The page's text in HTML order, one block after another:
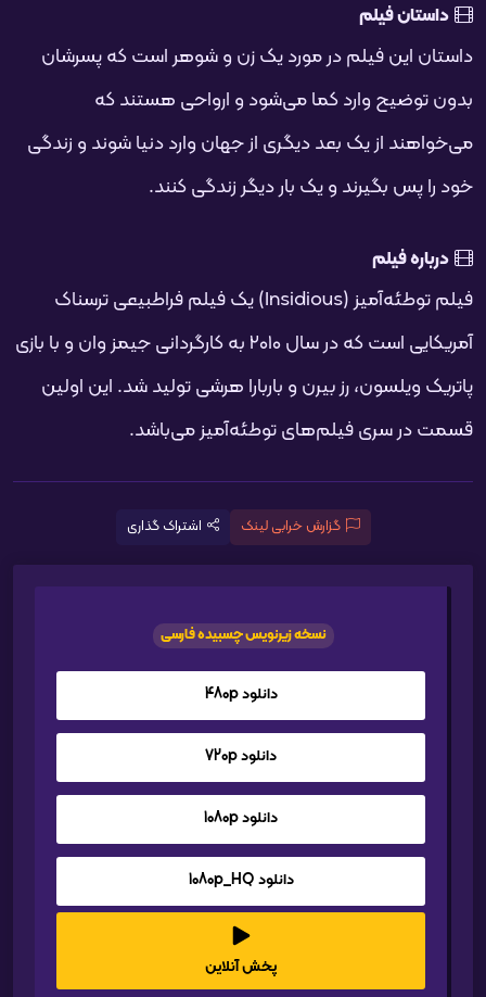
داستان فیلم
داستان این فیلم در مورد یک زن و شوهر است که پسرشان
بدون توضیح وارد کما می‌شود و ارواحی هستند که
می‌خواهند از یک بعد دیگری از جهان وارد دنیا شوند و زندگی
خود را پس بگیرند و یک بار دیگر زندگی کنند.
درباره فیلم
فیلم توطئه‌آمیز (Insidious) یک فیلم فراطبیعی ترسناک
آمریکایی است که در سال ۲۰۱۰ به کارگردانی جیمز وان و با بازی
پاتریک ویلسون، رز بیرن و باربارا هرشی تولید شد. این اولین
قسمت در سری فیلم‌های توطئه‌آمیز می‌باشد.
گزارش خرابی لینک اشتراک گذاری
نسخه زیرنویس چسبیده فارسی
دانلود 480p
دانلود 720p
دانلود 1080p
دانلود 1080p_HQ
پخش آنلاین